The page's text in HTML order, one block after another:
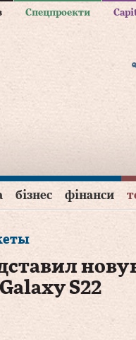
Спецпроекти
бізнес фінанси
S22